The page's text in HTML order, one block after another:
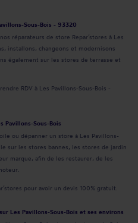
Sous-Bois - 93320
réparateurs de store Repar’stores à Les
installons, changeons et modernisons
également sur les stores de terrasse et
RDV à Les Pavillons-Sous-Bois -
Pavillons-Sous-Bois
ou dépanner un store à Les Pavillons-
sur les stores bannes, les stores de jardin
marque, afin de les restaurer, de les
pour avoir un devis 100% gratuit.
Les Pavillons-Sous-Bois et ses environs